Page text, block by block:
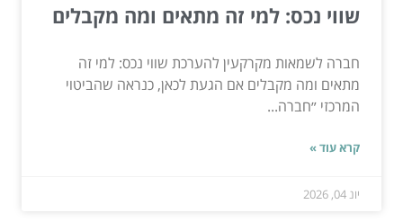
שווי נכס: למי זה מתאים ומה מקבלים
חברה לשמאות מקרקעין להערכת שווי נכס: למי זה
מתאים ומה מקבלים אם הגעת לכאן, כנראה שהביטוי
המרכזי ״חברה...
קרא עוד »
יונ 04, 2026